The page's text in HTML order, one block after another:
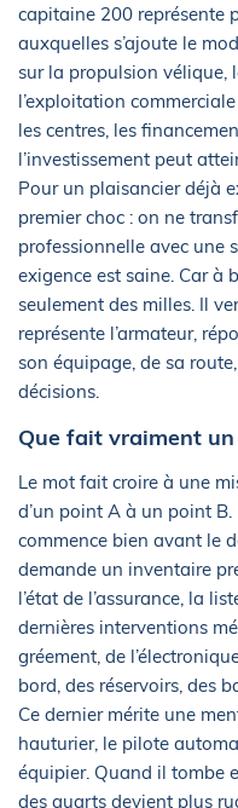
capitaine 200 représente
auxquelles s’ajoute le
sur la propulsion vélique,
l’exploitation
les centres, les
l’investissement peut
Pour un plaisancier déjà
premier choc : on ne
professionnelle avec une
exigence est saine. Car à
seulement des milles. Il
représente l’armateur,
son équipage, de sa
décisions.
Que fait vraiment
Le mot fait croire à une
d’un point A à un point
commence bien avant le
demande un inventaire
l’état de l’assurance, la
dernières interventions
gréement, de
bord, des réservoirs, des
Ce dernier mérite une
hauturier, le pilote
équipier. Quand il tombe
des quarts devient plus